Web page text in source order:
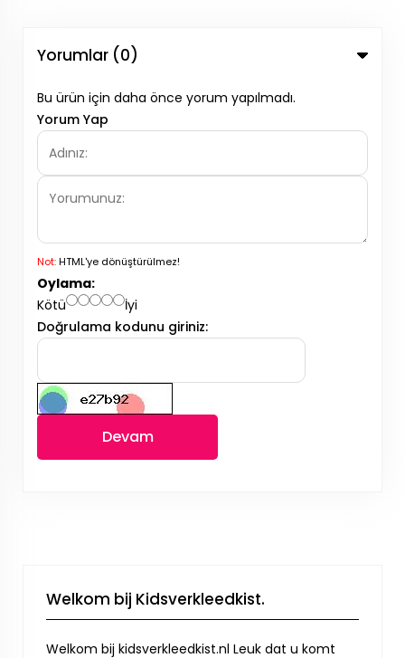
Yorumlar (0)
Bu ürün için daha önce yorum yapılmadı.
Yorum Yap
Not:HTML'ye dönüştürülmez!
Oylama:
Kötü
İyi
Doğrulama kodunu giriniz:
Devam
Welkom bij Kidsverkleedkist.
Welkom bij kidsverkleedkist.nl Leuk dat u komt